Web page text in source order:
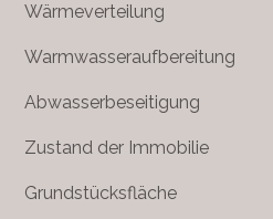
Wärmeverteilung
Warmwasseraufbereitung
Abwasserbeseitigung
Zustand der Immobilie
Grundstücksfläche